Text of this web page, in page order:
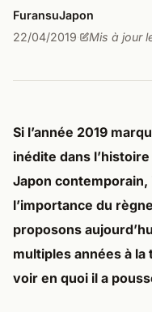
FuransuJapon
22/04/2019· Mis à jour
Si l’année 2019
inédite dans
Japon
l’importance du
proposons
multiples années à
voir en quoi il a